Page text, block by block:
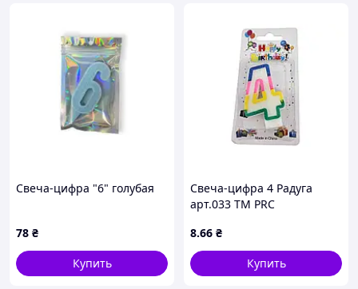
Свеча-цифра "6" голубая
78 ₴
Купить
Свеча-цифра 4 Радуга
арт.033 ТМ PRC
8.66 ₴
Купить